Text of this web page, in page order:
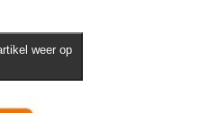
weer op